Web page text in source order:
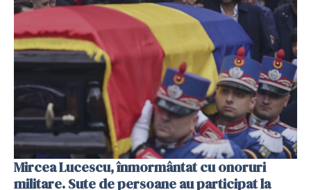
Mircea Lucescu, înmormântat cu onoruri
militare. Sute de persoane au participat la